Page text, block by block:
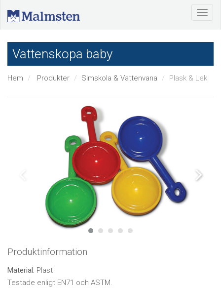
Vattenskopa baby
Hem Produkter Simskola & Vattenvana Plask & Lek
Produktinformation
Material: Plast
Testade enligt EN71 och ASTM.